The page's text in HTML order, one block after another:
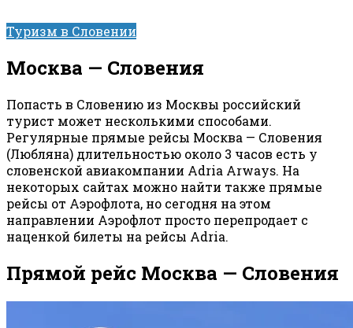
Туризм в Словении
Москва — Словения
Попасть в Словению из Москвы российский
турист может несколькими способами.
Регулярные прямые рейсы Москва — Словения
(Любляна) длительностью около 3 часов есть у
словенской авиакомпании Adria Arways. На
некоторых сайтах можно найти также прямые
рейсы от Аэрофлота, но сегодня на этом
направлении Аэрофлот просто перепродает с
наценкой билеты на рейсы Adria.
Прямой рейс Москва — Словения